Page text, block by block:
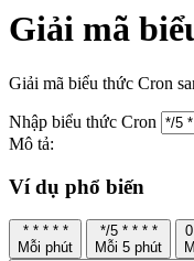
Giải mã
Giải mã biểu thức Cron
Nhập biểu thức Cron
Mô tả:
Ví dụ phổ biến
* * * * *
Mỗi phút
*/5 * * * *
Mỗi 5 phút